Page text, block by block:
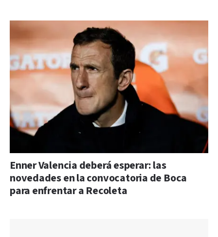
Enner Valencia deberá esperar: las
novedades en la convocatoria de Boca
para enfrentar a Recoleta